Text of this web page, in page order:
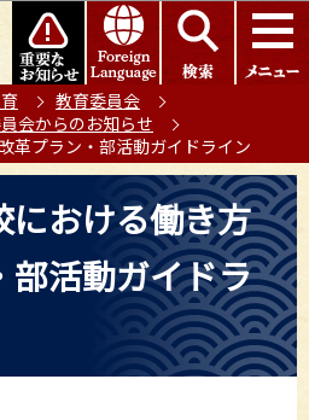
ジの本文へ移動
教育委員会
会からのお知らせ
革プラン・部活動ガイドライン
における働き方
部活動ガイドラ